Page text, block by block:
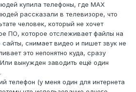
купила телефоны, где MAX
рассказали в телевизоре, что
человек, который не хочет
ПО, которое отслеживает файлы на
снимает видео и пишет звук не
это непонятно куда, сразу
вынужден заводить ещё один
телефон (у меня один для интернета